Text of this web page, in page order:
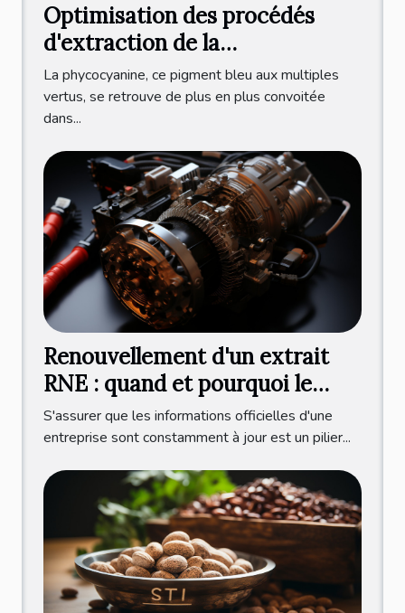
Optimisation des procédés
d'extraction de la
phycocyanine pour une
production durable et éco-
responsable
La phycocyanine, ce pigment bleu aux multiples
vertus, se retrouve de plus en plus convoitée
dans...
Renouvellement d'un extrait
RNE : quand et pourquoi le
faire ?
S'assurer que les informations officielles d'une
entreprise sont constamment à jour est un pilier...